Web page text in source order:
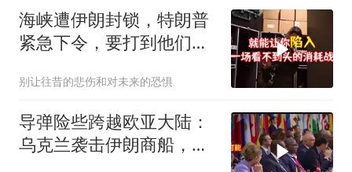
海峡遭伊朗封锁，特朗普
紧急下令，要打到他们承
别让往昔的悲伤和对未来的恐惧
导弹险些跨越欧亚大陆：
乌克兰袭击伊朗商船，差